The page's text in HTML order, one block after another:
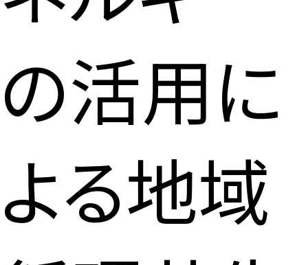
の活用に
よる地域